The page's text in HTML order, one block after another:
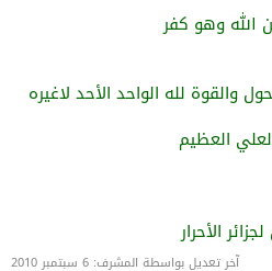
الله وهو كفر
والقوة لله الواحد الأحد لاغيره
العظيم
الأحرار
آخر تعديل بواسطة المشرف: 6 سبتمبر 2010